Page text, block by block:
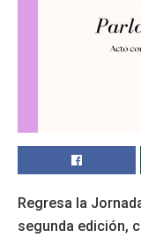
Regresa la
segunda edición,